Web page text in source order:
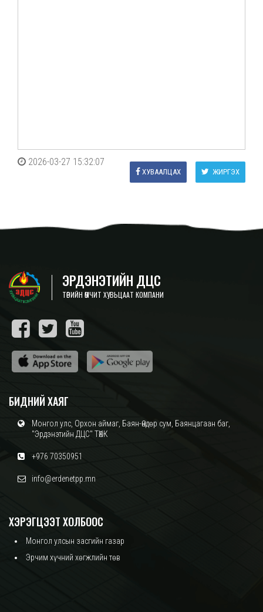
2026-03-27 15:32:07
ЖИРГЭХ
ХУВААЛЦАХ
ЭРДЭНЭТИЙН ДЦС
ТӨРИЙН ӨМЧИТ ХУВЬЦААТ КОМПАНИ
БИДНИЙ ХАЯГ
Монгол улс, Орхон аймаг, Баян-Өндөр сум, Баянцагаан баг,
"Эрдэнэтийн ДЦС" ТӨХК
+976 70350951
info@erdenetpp.mn
ХЭРЭГЦЭЭТ ХОЛБООС
Монгол улсын засгийн газар
Эрчим хүчний хөгжлийн төв